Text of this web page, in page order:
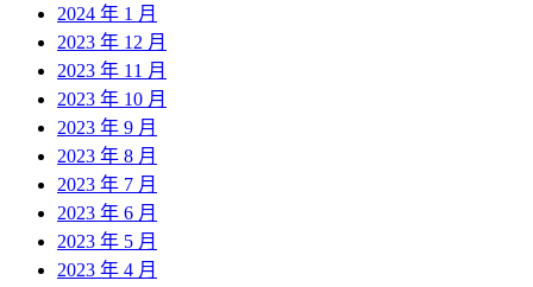
2024 年 1 月
2023 年 12 月
2023 年 11 月
2023 年 10 月
2023 年 9 月
2023 年 8 月
2023 年 7 月
2023 年 6 月
2023 年 5 月
2023 年 4 月